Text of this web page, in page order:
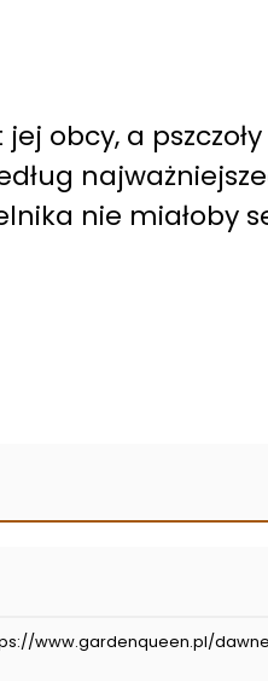
obcy, a
nie miałoby
www.gardenqueen.pl/